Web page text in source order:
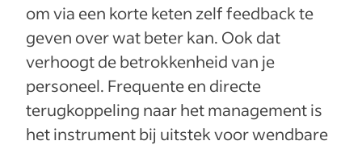
om via een korte keten zelf feedback te
geven over wat beter kan. Ook dat
verhoogt de betrokkenheid van je
personeel. Frequente en directe
terugkoppeling naar het management is
het instrument bij uitstek voor wendbare